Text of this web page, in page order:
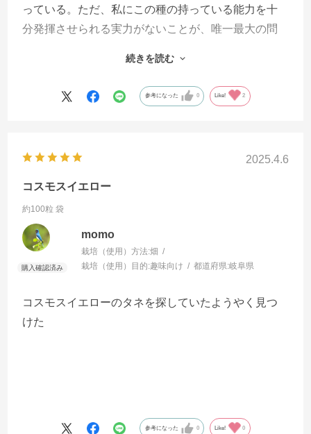
っている。ただ、私にこの種の持っている能力を十
分発揮させられる実力がないことが、唯一最大の問
が風になびいているところを見たい。
続きを読む
参考になった 0 Like! 2
2025.4.6
コスモスイエロー
約100粒 袋
momo
栽培（使用）方法:畑
栽培（使用）目的:趣味向け 都道府県:岐阜県
コスモスイエローのタネを探していたようやく見つ
けた
参考になった 0 Like! 0